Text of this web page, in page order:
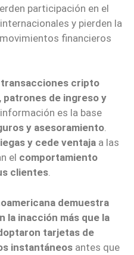
participación en el
y pierden la
financieros
cripto
patrones de ingreso y
información es la base
y asesoramiento.
y cede ventaja a las
el comportamiento
clientes.
demuestra
la inacción más que la
tarjetas de
instantáneos antes que